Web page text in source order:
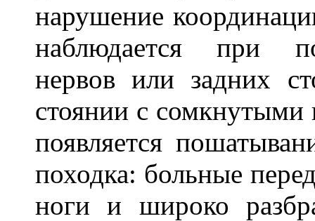
нарушение
наблюдается при
нервов или задних
стоянии с сомкнутыми
появляется
походка: больные
ноги и широко